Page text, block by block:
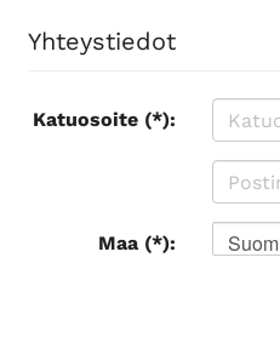
Yhteystiedot
Katuosoite (*):
Maa (*):